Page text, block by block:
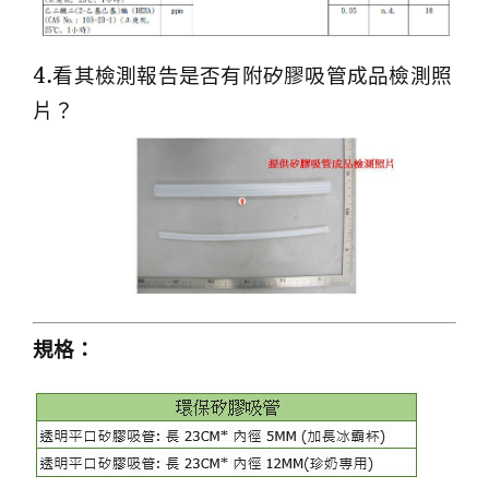
4.看其檢測報告是否有附矽膠吸管成品檢測照
片？
規格：